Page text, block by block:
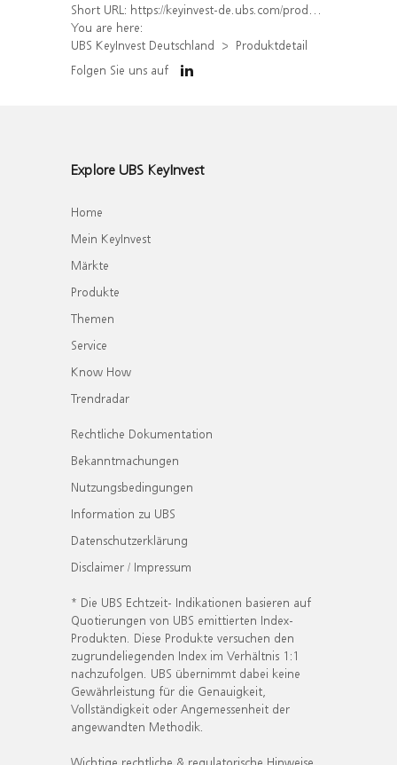
Short URL: https://keyinvest-de.ubs.com/produkt/detail/index/isin/DE000WA3T0N7
You are here:
UBS KeyInvest Deutschland
Produktdetail
Folgen Sie uns auf
Explore UBS KeyInvest
Home
Mein KeyInvest
Märkte
Produkte
Themen
Service
Know How
Trendradar
Rechtliche Dokumentation
Bekanntmachungen
Nutzungsbedingungen
Information zu UBS
Datenschutzerklärung
Disclaimer / Impressum
* Die UBS Echtzeit- Indikationen basieren auf
Quotierungen von UBS emittierten Index-
Produkten. Diese Produkte versuchen den
zugrundeliegenden Index im Verhältnis 1:1
nachzufolgen. UBS übernimmt dabei keine
Gewährleistung für die Genauigkeit,
Vollständigkeit oder Angemessenheit der
angewandten Methodik.